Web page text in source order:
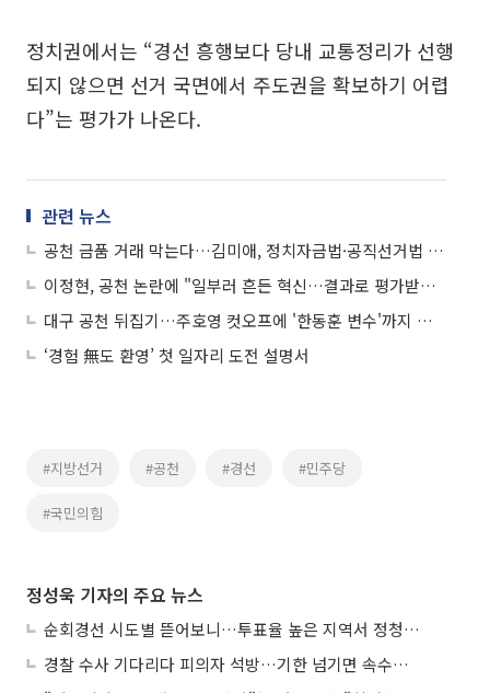
정치권에서는 “경선 흥행보다 당내 교통정리가 선행
되지 않으면 선거 국면에서 주도권을 확보하기 어렵
다”는 평가가 나온다.
관련 뉴스
공천 금품 거래 막는다…김미애, 정치자금법·공직선거법 개정안 발의
이정현, 공천 논란에 "일부러 흔든 혁신…결과로 평가받겠다"
대구 공천 뒤집기…주호영 컷오프에 '한동훈 변수'까지 소환
‘경험 無도 환영’ 첫 일자리 도전 설명서
#지방선거 #공천 #경선 #민주당
#국민의힘
정성욱 기자의 주요 뉴스
순회경선 시도별 뜯어보니…투표율 높은 지역서 정청래 강세
경찰 수사 기다리다 피의자 석방…기한 넘기면 속수무책